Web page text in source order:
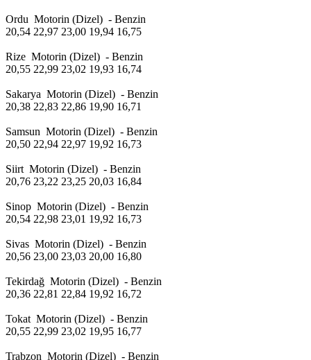
Ordu Motorin (Dizel) - Benzin
20,54 22,97 23,00 19,94 16,75
Rize Motorin (Dizel) - Benzin
20,55 22,99 23,02 19,93 16,74
Sakarya Motorin (Dizel) - Benzin
20,38 22,83 22,86 19,90 16,71
Samsun Motorin (Dizel) - Benzin
20,50 22,94 22,97 19,92 16,73
Siirt Motorin (Dizel) - Benzin
20,76 23,22 23,25 20,03 16,84
Sinop Motorin (Dizel) - Benzin
20,54 22,98 23,01 19,92 16,73
Sivas Motorin (Dizel) - Benzin
20,56 23,00 23,03 20,00 16,80
Tekirdağ Motorin (Dizel) - Benzin
20,36 22,81 22,84 19,92 16,72
Tokat Motorin (Dizel) - Benzin
20,55 22,99 23,02 19,95 16,77
Trabzon Motorin (Dizel) - Benzin